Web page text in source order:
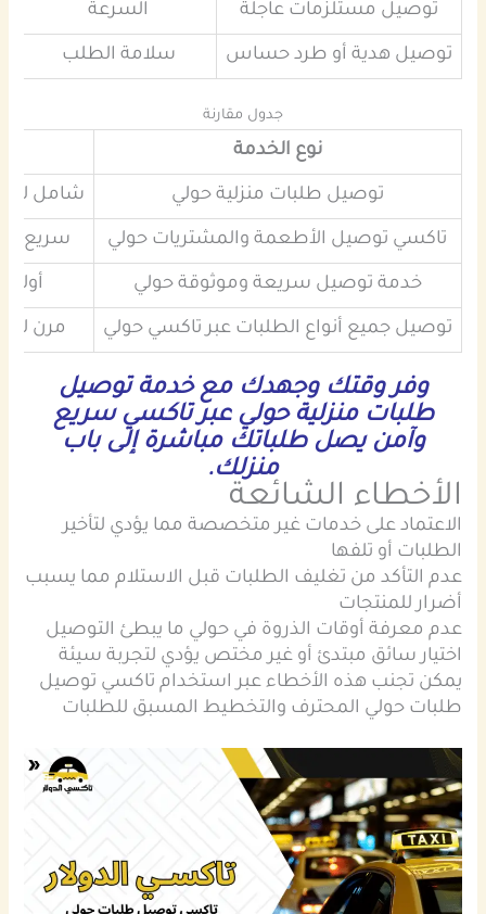
توصيل مستلزمات عاجلة السرعة
توصيل هدية أو طرد حساس سلامة الطلب
جدول مقارنة
نوع الخدمة
توصيل طلبات منزلية حولي شامل
تاكسي توصيل الأطعمة والمشتريات حولي سريع
خدمة توصيل سريعة وموثوقة حولي
توصيل جميع أنواع الطلبات عبر تاكسي حولي مرن
وفر وقتك وجهدك مع خدمة توصيل
طلبات منزلية حولي عبر تاكسي سريع
وآمن يصل طلباتك مباشرة إلى باب
منزلك.
الأخطاء الشائعة
الاعتماد على خدمات غير متخصصة مما يؤدي لتأخير
الطلبات أو تلفها
عدم التأكد من تغليف الطلبات قبل الاستلام مما يسبب
أضرار للمنتجات
عدم معرفة أوقات الذروة في حولي ما يبطئ التوصيل
اختيار سائق مبتدئ أو غير مختص يؤدي لتجربة سيئة
يمكن تجنب هذه الأخطاء عبر استخدام تاكسي توصيل
طلبات حولي المحترف والتخطيط المسبق للطلبات